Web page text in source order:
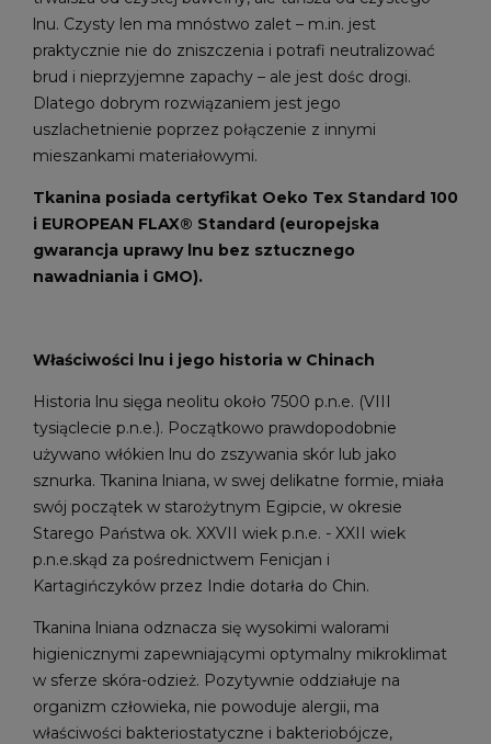
lnu. Czysty len ma mnóstwo zalet – m.in. jest
praktycznie nie do zniszczenia i potrafi neutralizować
brud i nieprzyjemne zapachy – ale jest dośc drogi.
Dlatego dobrym rozwiązaniem jest jego
uszlachetnienie poprzez połączenie z innymi
mieszankami materiałowymi.
Tkanina posiada certyfikat Oeko Tex Standard 100
i EUROPEAN FLAX® Standard (europejska
gwarancja uprawy lnu bez sztucznego
nawadniania i GMO).
Właściwości lnu i jego historia w Chinach
Historia lnu sięga neolitu około 7500 p.n.e. (VIII
tysiąclecie p.n.e.). Początkowo prawdopodobnie
używano włókien lnu do zszywania skór lub jako
sznurka. Tkanina lniana, w swej delikatne formie, miała
swój początek w starożytnym Egipcie, w okresie
Starego Państwa ok. XXVII wiek p.n.e. - XXII wiek
p.n.e.skąd za pośrednictwem Fenicjan i
Kartagińczyków przez Indie dotarła do Chin.
Tkanina lniana odznacza się wysokimi walorami
higienicznymi zapewniającymi optymalny mikroklimat
w sferze skóra-odzież. Pozytywnie oddziałuje na
organizm człowieka, nie powoduje alergii, ma
właściwości bakteriostatyczne i bakteriobójcze,